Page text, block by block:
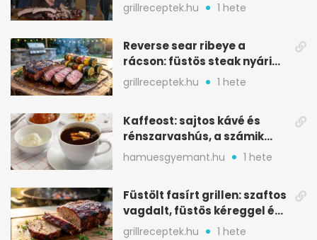
grillreceptek.hu 1 hete
Reverse sear ribeye a
rácson: füstös steak nyári
tökkebabbal
grillreceptek.hu 1 hete
Kaffeost: sajtos kávé és
rénszarvashús, a számik
melegítő itala
hamuesgyemant.hu 1 hete
Füstölt fasírt grillen: szaftos
vagdalt, füstös kéreggel és
BBQ mázzal
grillreceptek.hu 1 hete